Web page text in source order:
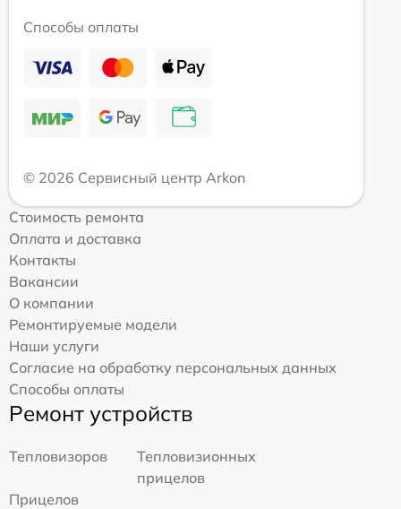
Способы оплаты
© 2026 Сервисный центр Arkon
Стоимость ремонта
Оплата и доставка
Контакты
Вакансии
О компании
Ремонтируемые модели
Наши услуги
Согласие на обработку персональных данных
Способы оплаты
Ремонт устройств
Тепловизоров
Тепловизионных
прицелов
Прицелов